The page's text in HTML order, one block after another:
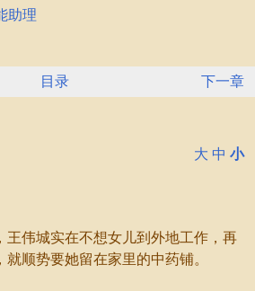
助理
目录 下一章
大 中 小
伟城实在不想女儿到外地工作，再
顺势要她留在家里的中药铺。